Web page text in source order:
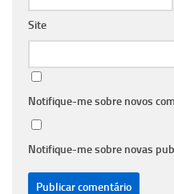
Site
Notifique-me sobre novos
Notifique-me sobre novas